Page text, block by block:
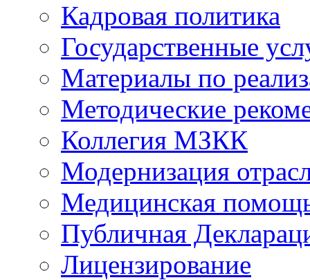
Кадровая политика
Государственные
Материалы по
Методические
Коллегия МЗКК
Модернизация
Медицинская
Публичная
Лицензирование